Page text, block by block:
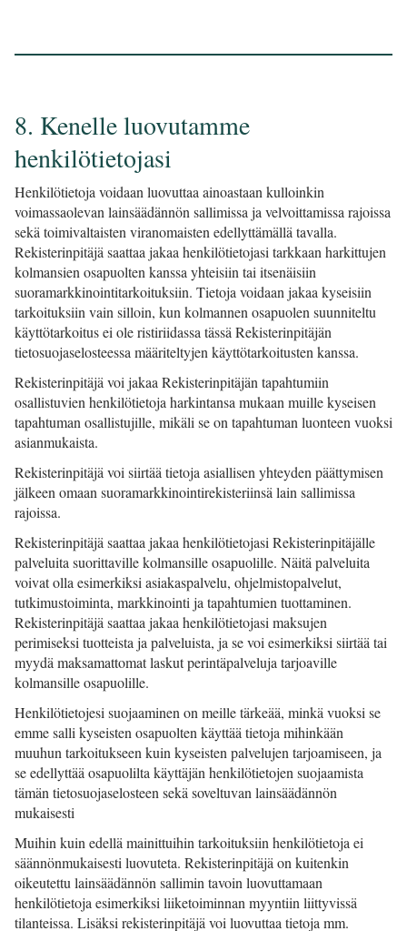
8. Kenelle luovutamme
henkilötietojasi
Henkilötietoja voidaan luovuttaa ainoastaan kulloinkin
voimassaolevan lainsäädännön sallimissa ja velvoittamissa rajoissa
sekä toimivaltaisten viranomaisten edellyttämällä tavalla.
Rekisterinpitäjä saattaa jakaa henkilötietojasi tarkkaan harkittujen
kolmansien osapuolten kanssa yhteisiin tai itsenäisiin
suoramarkkinointitarkoituksiin. Tietoja voidaan jakaa kyseisiin
tarkoituksiin vain silloin, kun kolmannen osapuolen suunniteltu
käyttötarkoitus ei ole ristiriidassa tässä Rekisterinpitäjän
tietosuojaselosteessa määriteltyjen käyttötarkoitusten kanssa.
Rekisterinpitäjä voi jakaa Rekisterinpitäjän tapahtumiin
osallistuvien henkilötietoja harkintansa mukaan muille kyseisen
tapahtuman osallistujille, mikäli se on tapahtuman luonteen vuoksi
asianmukaista.
Rekisterinpitäjä voi siirtää tietoja asiallisen yhteyden päättymisen
jälkeen omaan suoramarkkinointirekisteriinsä lain sallimissa
rajoissa.
Rekisterinpitäjä saattaa jakaa henkilötietojasi Rekisterinpitäjälle
palveluita suorittaville kolmansille osapuolille. Näitä palveluita
voivat olla esimerkiksi asiakaspalvelu, ohjelmistopalvelut,
tutkimustoiminta, markkinointi ja tapahtumien tuottaminen.
Rekisterinpitäjä saattaa jakaa henkilötietojasi maksujen
perimiseksi tuotteista ja palveluista, ja se voi esimerkiksi siirtää tai
myydä maksamattomat laskut perintäpalveluja tarjoaville
kolmansille osapuolille.
Henkilötietojesi suojaaminen on meille tärkeää, minkä vuoksi se
emme salli kyseisten osapuolten käyttää tietoja mihinkään
muuhun tarkoitukseen kuin kyseisten palvelujen tarjoamiseen, ja
se edellyttää osapuolilta käyttäjän henkilötietojen suojaamista
tämän tietosuojaselosteen sekä soveltuvan lainsäädännön
mukaisesti
Muihin kuin edellä mainittuihin tarkoituksiin henkilötietoja ei
säännönmukaisesti luovuteta. Rekisterinpitäjä on kuitenkin
oikeutettu lainsäädännön sallimin tavoin luovuttamaan
henkilötietoja esimerkiksi liiketoiminnan myyntiin liittyvissä
tilanteissa. Lisäksi rekisterinpitäjä voi luovuttaa tietoja mm.